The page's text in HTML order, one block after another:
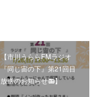
【市川うららFMラジオ
『同じ宙の下』第21回目
放送のお知らせ📻】